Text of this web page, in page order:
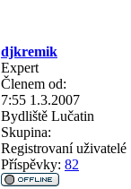
djkremik
Expert
Členem od:
7:55 1.3.2007
Bydliště Lučatin
Skupina:
Registrovaní uživatelé
Příspěvky: 82